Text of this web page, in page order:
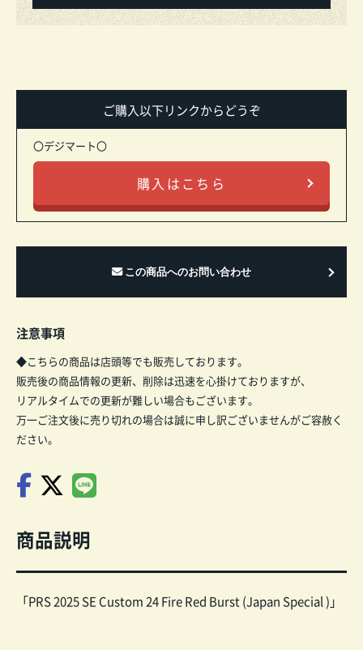
ご購入以下リンクからどうぞ
〇デジマート〇
購入はこちら
注意事項
◆こちらの商品は店頭等でも販売しております。
販売後の商品情報の更新、削除は迅速を心掛けておりますが、
リアルタイムでの更新が難しい場合もございます。
万一ご注文後に売り切れの場合は誠に申し訳ございませんがご容赦く
ださい。
商品説明
「PRS 2025 SE Custom 24 Fire Red Burst (Japan Special )」